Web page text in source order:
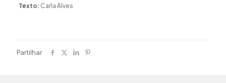
Texto: Carla Alves
Partilhar